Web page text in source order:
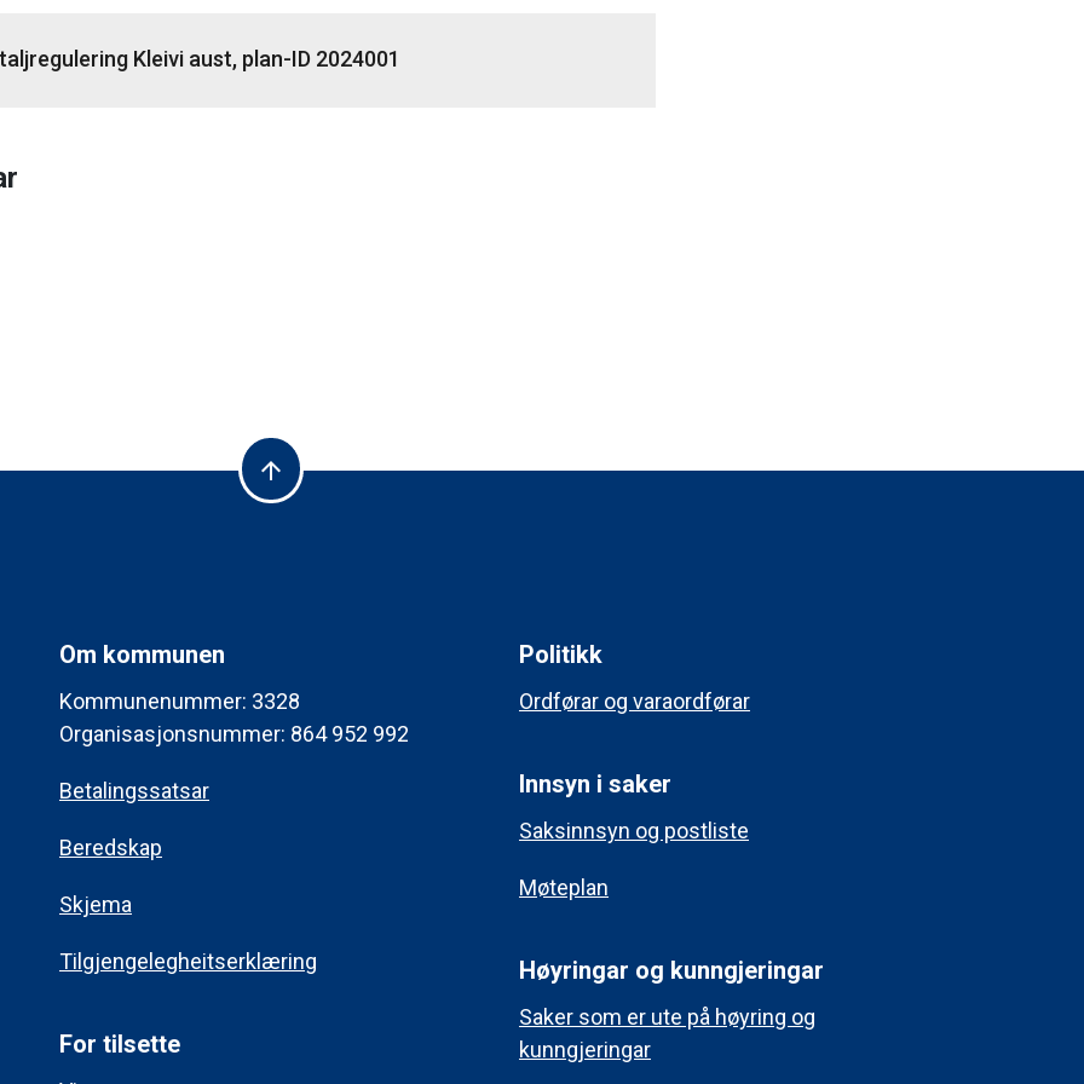
Kleivi aust, plan-ID 2024001
arrow_upward
Om kommunen
Kommunenummer: 3328
Organisasjonsnummer: 864 952 992
Betalingssatsar
Beredskap
Skjema
Tilgjengelegheitserklæring
For tilsette
Politikk
Ordførar og varaordførar
Innsyn i saker
Saksinnsyn og postliste
Møteplan
Høyringar og kunngjeringar
Saker som er ute på høyring og
kunngjeringar